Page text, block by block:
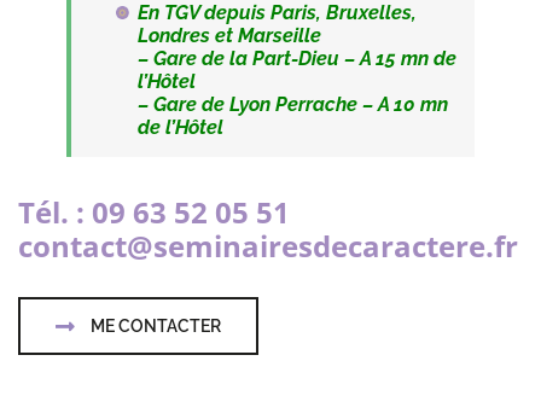
En TGV depuis Paris, Bruxelles,
Londres et Marseille
– Gare de la Part-Dieu – A 15 mn de
l’Hôtel
– Gare de Lyon Perrache – A 10 mn
de l’Hôtel
Tél. : 09 63 52 05 51
contact@seminairesdecaractere.fr
ME CONTACTER